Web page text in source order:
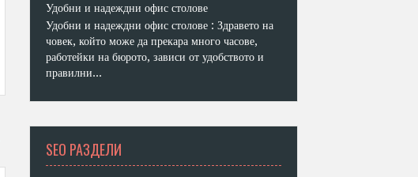
Удобни и надеждни офис столове
Удобни и надеждни офис столове : Здравето на
човек, който може да прекара много часове,
работейки на бюрото, зависи от удобството и
правилни...
SEO РАЗДЕЛИ